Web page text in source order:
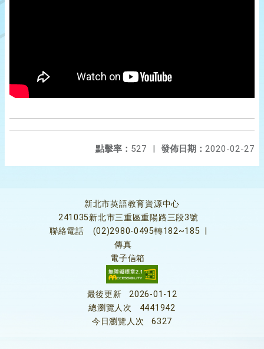
發佈日期： 2020-02-27
點擊率： 527 |
新北市英語教育資源中心
241035新北市三重區重陽路三段3號
聯絡電話
(02)2980-0495轉182~185
傳真
電子信箱
最後更新
2026-01-12
總瀏覽人次
4441942
今日瀏覽人次
6327